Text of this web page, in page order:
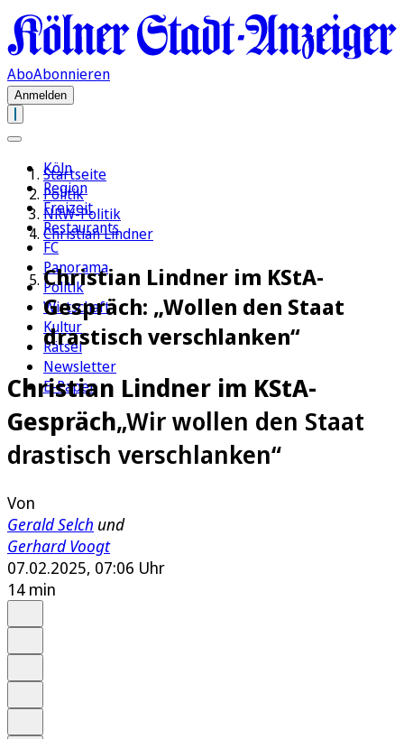
AboAbonnieren
Anmelden
Köln
Region
Freizeit
Restaurants
FC
Panorama
Politik
Wirtschaft
Kultur
Rätsel
Newsletter
E-Paper
Startseite
Politik
NRW-Politik
Christian Lindner
Christian Lindner im KStA-
Gespräch: „Wollen den Staat
drastisch verschlanken“
Christian Lindner im KStA-
Gespräch„Wir wollen den Staat
drastisch verschlanken“
Von
Gerald Selch und
Gerhard Voogt
07.02.2025, 07:06 Uhr
14 min